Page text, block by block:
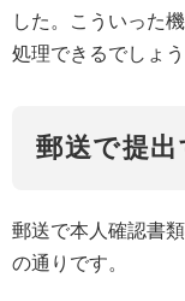
した。こういった
処理できるでしょう
郵送で提
郵送で本人確認書
の通りです。